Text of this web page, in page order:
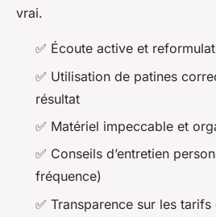
vrai.
✅ Écoute active et
✅ Utilisation de patines
résultat
✅ Matériel impeccable et
✅ Conseils d’entretien
fréquence)
✅ Transparence sur les